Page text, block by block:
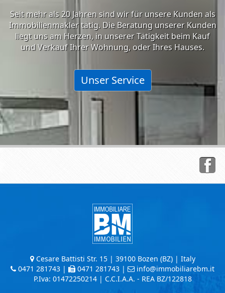
Seit mehr als 20 Jahren sind wir für unsere Kunden als
Immobilienmakler tätig. Die Beratung unserer Kunden
liegt uns am Herzen, in unserer Tätigkeit beim Kauf
und Verkauf Ihrer Wohnung, oder Ihres Hauses.
Unser Service
Cesare Battisti Str. 15 | 39100 Bozen (BZ) | Italy
0471 281743 | 0471 281743 |
info@immobiliarebm.it
P.Iva: 01472250214 | C.C.I.A.A. - REA BZ/122818